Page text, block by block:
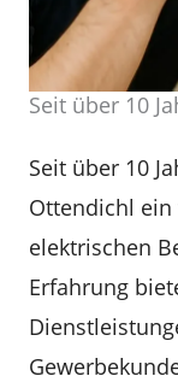
Seit über 10
Seit über 10
Ottendichl
elektrischen
Erfahrung